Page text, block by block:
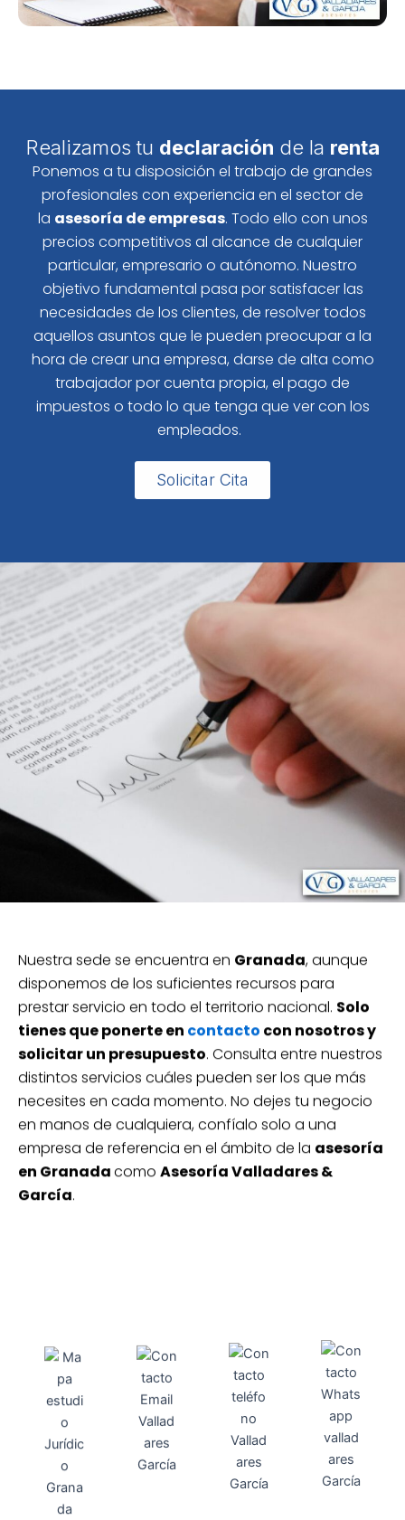
Realizamos tu declaración de la renta
Ponemos a tu disposición el trabajo de grandes
profesionales con experiencia en el sector de
la asesoría de empresas. Todo ello con unos
precios competitivos al alcance de cualquier
particular, empresario o autónomo. Nuestro
objetivo fundamental pasa por satisfacer las
necesidades de los clientes, de resolver todos
aquellos asuntos que le pueden preocupar a la
hora de crear una empresa, darse de alta como
trabajador por cuenta propia, el pago de
impuestos o todo lo que tenga que ver con los
empleados.
Solicitar Cita
Nuestra sede se encuentra en Granada, aunque
disponemos de los suficientes recursos para
prestar servicio en todo el territorio nacional. Solo
tienes que ponerte en contacto con nosotros y
solicitar un presupuesto. Consulta entre nuestros
distintos servicios cuáles pueden ser los que más
necesites en cada momento. No dejes tu negocio
en manos de cualquiera, confíalo solo a una
empresa de referencia en el ámbito de la asesoría
en Granadacomo Asesoría Valladares &
García.